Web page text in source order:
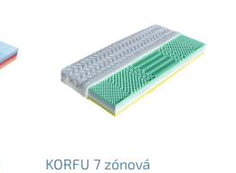
KORFU 7 zónová